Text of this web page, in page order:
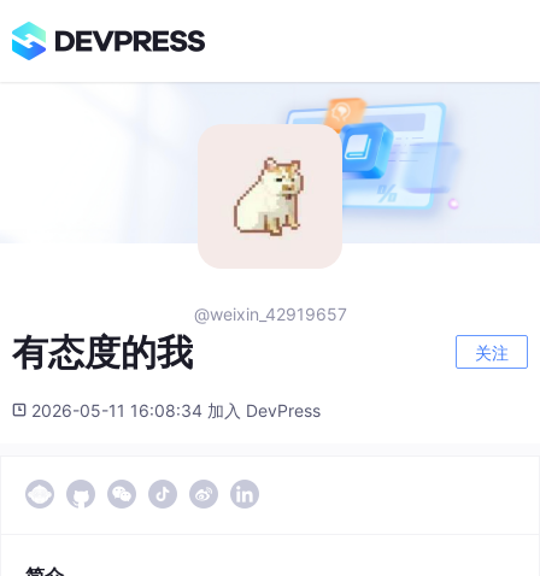
@weixin_42919657
有态度的我 关注
2026-05-11 16:08:34 加入 DevPress